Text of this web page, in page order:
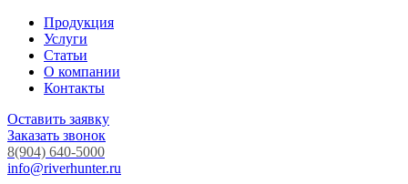
Продукция
Услуги
Статьи
О компании
Контакты
Оставить заявку
Заказать звонок
8(904) 640-5000
info@riverhunter.ru